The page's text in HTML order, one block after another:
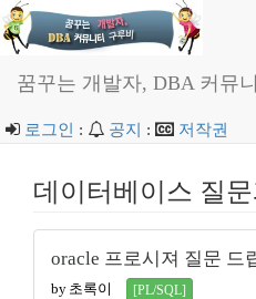
꿈꾸는 개발자, DBA 커뮤
로그인 : 공지 : 저작권
데이터베이스 질
oracle 프로시져 질문 드
by 초록이 [PL/SQL]